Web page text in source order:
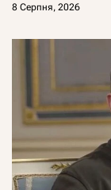
8 Серпня, 2026